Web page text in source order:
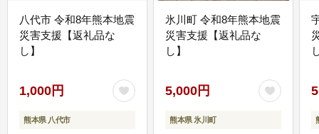
八代市 令和8年熊本地震
災害支援【返礼品な
し】
1,000円
熊本県 八代市
氷川町 令和8年熊本地震
災害支援【返礼品な
し】
5,000円
熊本県 氷川町